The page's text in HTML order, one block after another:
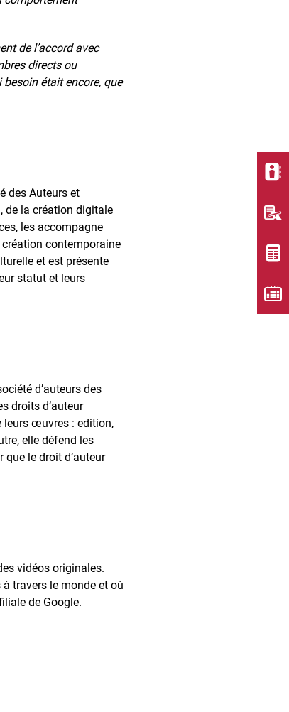
de l’accord avec
directs ou
était encore, que
des Auteurs et
de la création digitale
les accompagne
contemporaine
et est présente
statut et leurs
d’auteurs des
droits d’auteur
leurs œuvres : edition,
elle défend les
le droit d’auteur
vidéos originales.
travers le monde et où
de Google.